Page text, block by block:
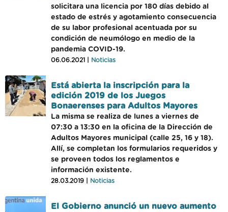
solicitara una licencia por 180 días debido al
estado de estrés y agotamiento consecuencia
de su labor profesional acentuada por su
condición de neumólogo en medio de la
pandemia COVID-19.
06.06.2021 | Noticias
Está abierta la inscripción para la
edición 2019 de los Juegos
Bonaerenses para Adultos Mayores
La misma se realiza de lunes a viernes de
07:30 a 13:30 en la oficina de la Dirección de
Adultos Mayores municipal (calle 25, 16 y 18).
Allí, se completan los formularios requeridos y
se proveen todos los reglamentos e
información existente.
28.03.2019 | Noticias
El Gobierno anunció un nuevo aumento